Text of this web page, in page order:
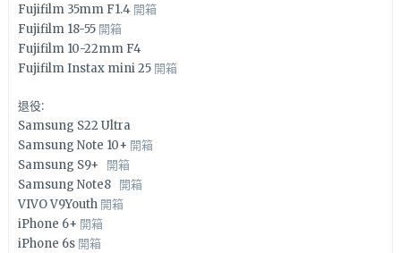
Fujifilm 35mm F1.4 開箱
Fujifilm 18-55 開箱
Fujifilm 10-22mm F4
Fujifilm Instax mini 25 開箱
退役:
Samsung S22 Ultra
Samsung Note 10+ 開箱
Samsung S9+ 開箱
Samsung Note8 開箱
VIVO V9Youth 開箱
iPhone 6+ 開箱
iPhone 6s 開箱